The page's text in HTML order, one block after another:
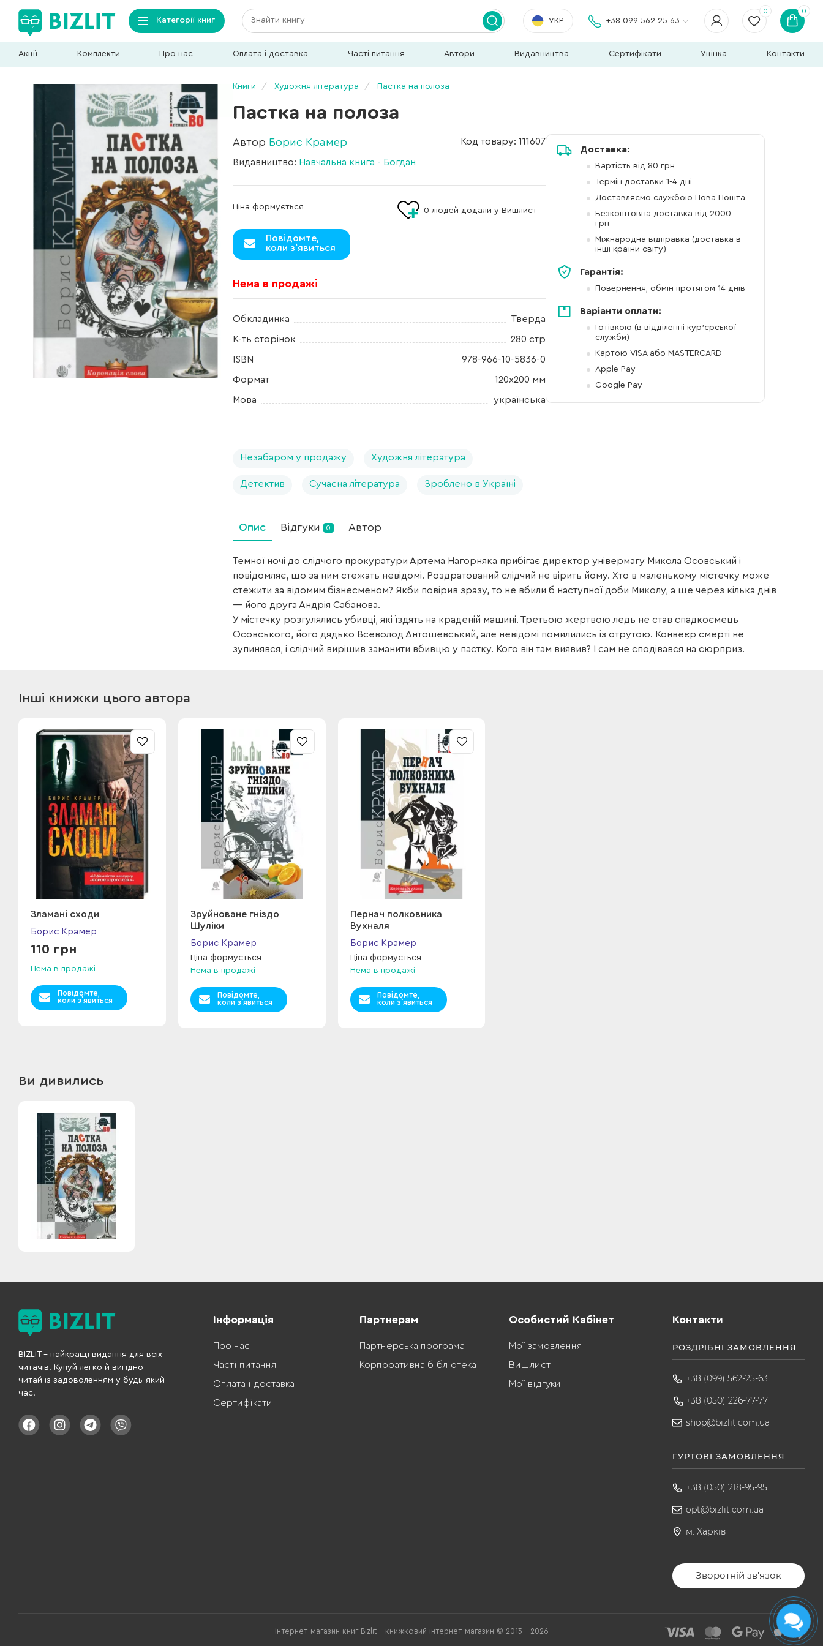
Категорії книг УКР +38 099 562 25 63
0 0
Акції Комплекти Про нас Оплата і доставка Часті питання Автори Видавництва Сертифікати Уцінка Контакти
Книги Художня література Пастка на полоза
Пастка на полоза
Автор Борис Крамер
Видавництво: Навчальна книга - Богдан
Код товару: 111607
Ціна формується
Повідомте,
коли з`явиться
0 людей додали у Вишлист
Нема в продажі
Обкладинка Тверда
К-ть сторінок 280 стр
ISBN 978-966-10-5836-0
Формат 120х200 мм
Мова українська
Незабаром у продажу Художня література
Детектив Сучасна література Зроблено в Україні
Доставка:
Вартість від 80 грн
Термін доставки 1-4 дні
Доставляємо службою Нова Пошта
Безкоштовна доставка від 2000
грн
Міжнародна відправка (доставка в
інші країни світу)
Гарантія:
Повернення, обмін протягом 14 днів
Варіанти оплати:
Готівкою (в відділенні кур'єрської
служби)
Картою VISA або MASTERCARD
Apple Pay
Google Pay
Опис Відгуки 0 Автор
Темної ночі до слідчого прокуратури Артема Нагорняка прибігає директор універмагу Микола Осовський і
повідомляє, що за ним стежать невідомі. Роздратований слідчий не вірить йому. Хто в маленькому містечку може
стежити за відомим бізнесменом? Якби повірив зразу, то не вбили б наступної доби Миколу, а ще через кілька днів
— його друга Андрія Сабанова.
У містечку розгулялись убивці, які їздять на краденій машині. Третьою жертвою ледь не став спадкоємець
Осовського, його дядько Всеволод Антошевський, але невідомі помилились із отрутою. Конвеєр смерті не
зупинявся, і слідчий вирішив заманити вбивцю у пастку. Кого він там виявив? І сам не сподівався на сюрприз.
Інші книжки цього автора
Зламані сходи
Борис Крамер
110 грн
Нема в продажі
Повідомте,
коли з`явиться
Зруйноване гніздо
Шуліки
Борис Крамер
Ціна формується
Нема в продажі
Повідомте,
коли з`явиться
Пернач полковника
Вухналя
Борис Крамер
Ціна формується
Нема в продажі
Повідомте,
коли з`явиться
Ви дивились
BIZLIT – найкращі видання для всіх
читачів! Купуй легко й вигідно —
читай із задоволенням у будь-який
час!
Інформація
Про нас
Часті питання
Оплата і доставка
Сертифікати
Партнерам
Партнерська програма
Корпоративна бібліотека
Особистий Кабінет
Мої замовлення
Вишлист
Мої відгуки
Контакти
РОЗДРІБНІ ЗАМОВЛЕННЯ
+38 (099) 562-25-63
+38 (050) 226-77-77
shop@bizlit.com.ua
ГУРТОВІ ЗАМОВЛЕННЯ
+38 (050) 218-95-95
opt@bizlit.com.ua
м. Харків
Зворотній зв'язок
Інтернет-магазин книг Bizlit - книжковий інтернет-магазин © 2013 - 2026